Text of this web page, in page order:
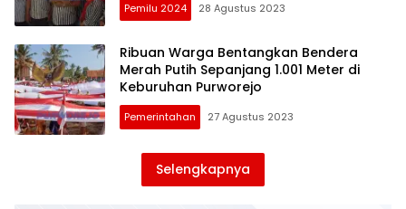
Pemilu 2024 28 Agustus 2023
Ribuan Warga Bentangkan Bendera
Merah Putih Sepanjang 1.001 Meter di
Keburuhan Purworejo
Pemerintahan 27 Agustus 2023
Selengkapnya